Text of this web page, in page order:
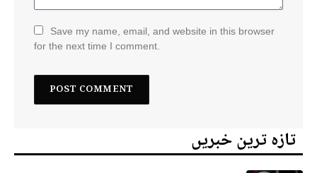
Save my name, email, and website in this browser
for the next time I comment.
تازہ ترین خبریں